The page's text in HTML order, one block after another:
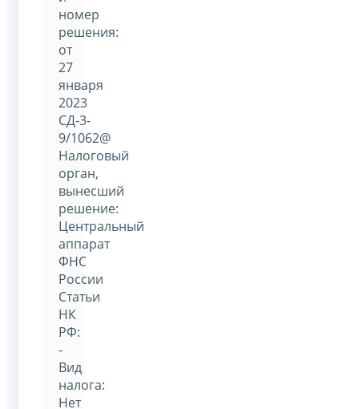
номер
решения:
от
27
января
2023
СД-3-
9/1062@
Налоговый
орган,
вынесший
решение:
Центральный
аппарат
ФНС
России
Статьи
НК
РФ:
-
Вид
налога:
Нет